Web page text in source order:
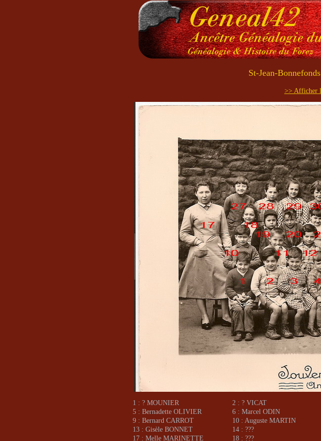
St-Jean-
>> Afficher
1 : ? MOUNIER 2 : ? VICAT
5 : Bernadette OLIVIER
6 : Marcel ODIN
9 : Bernard CARROT
10 : Auguste MARTIN
13 : Gisèle BONNET
14 : ???
17 : Melle MARINETTE
18 : ???